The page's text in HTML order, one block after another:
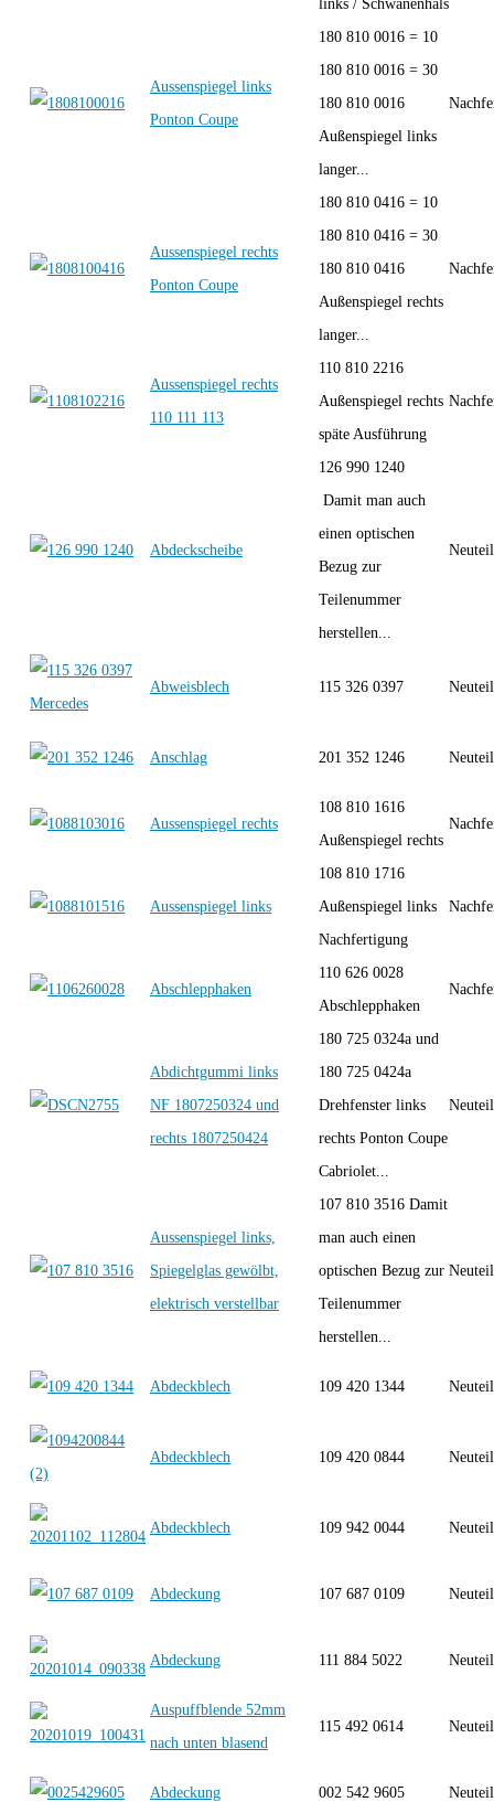
links / Schwanenhals
Aussenspiegel links
Ponton Coupe
180 810 0016 = 10
180 810 0016 = 30
180 810 0016
Außenspiegel links
langer...
Aussenspiegel rechts
Ponton Coupe
180 810 0416 = 10
180 810 0416 = 30
180 810 0416
Außenspiegel rechts
langer...
Aussenspiegel rechts
110 111 113
110 810 2216
Außenspiegel rechts
späte Ausführung
Abdeckscheibe
126 990 1240
Damit man auch
einen optischen
Bezug zur
Teilenummer
herstellen...
Abweisblech 115 326 0397
Anschlag 201 352 1246
Aussenspiegel rechts
108 810 1616
Außenspiegel rechts
Aussenspiegel links
108 810 1716
Außenspiegel links
Nachfertigung
Abschlepphaken
110 626 0028
Abschlepphaken
Abdichtgummi links
NF 1807250324 und
rechts 1807250424
180 725 0324a und
180 725 0424a
Drehfenster links
rechts Ponton Coupe
Cabriolet...
Aussenspiegel links,
Spiegelglas gewölbt,
elektrisch verstellbar
107 810 3516 Damit
man auch einen
optischen Bezug zur
Teilenummer
herstellen...
Abdeckblech 109 420 1344
Abdeckblech 109 420 0844
Abdeckblech 109 942 0044
Abdeckung 107 687 0109
Abdeckung 111 884 5022
Auspuffblende 52mm
nach unten blasend
115 492 0614
Abdeckung 002 542 9605